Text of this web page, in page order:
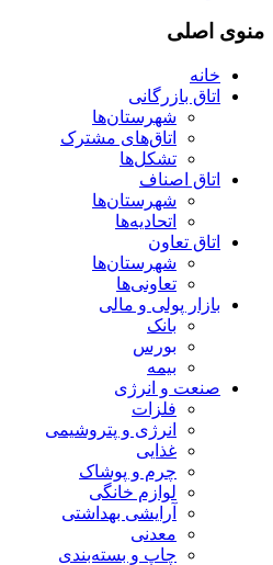
منوی اصلی
خانه
اتاق بازرگانی
شهرستان‌ها
اتاق‌های مشترک
تشکل‌ها
اتاق اصناف
شهرستان‌ها
اتحادیه‌ها
اتاق تعاون
شهرستان‌ها
تعاونی‌ها
بازار پولی و مالی
بانک
بورس
بیمه
صنعت و انرژی
فلزات
انرژی و پتروشیمی
غذایی
چرم و پوشاک
لوازم خانگی
آرایشی بهداشتی
معدنی
چاپ و بسته‌بندی